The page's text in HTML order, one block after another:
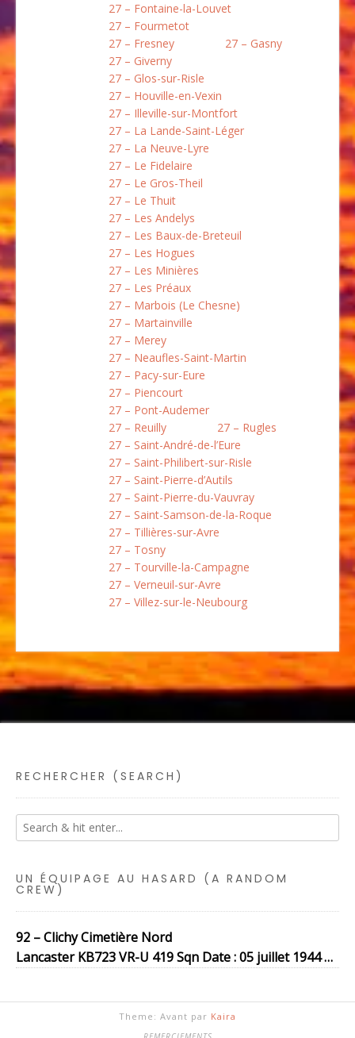
27 – Fontaine-la-Louvet
27 – Fourmetot
27 – Fresney
27 – Gasny
27 – Giverny
27 – Glos-sur-Risle
27 – Houville-en-Vexin
27 – Illeville-sur-Montfort
27 – La Lande-Saint-Léger
27 – La Neuve-Lyre
27 – Le Fidelaire
27 – Le Gros-Theil
27 – Le Thuit
27 – Les Andelys
27 – Les Baux-de-Breteuil
27 – Les Hogues
27 – Les Minières
27 – Les Préaux
27 – Marbois (Le Chesne)
27 – Martainville
27 – Merey
27 – Neaufles-Saint-Martin
27 – Pacy-sur-Eure
27 – Piencourt
27 – Pont-Audemer
27 – Reuilly
27 – Rugles
27 – Saint-André-de-l’Eure
27 – Saint-Philibert-sur-Risle
27 – Saint-Pierre-d’Autils
27 – Saint-Pierre-du-Vauvray
27 – Saint-Samson-de-la-Roque
27 – Tillières-sur-Avre
27 – Tosny
27 – Tourville-la-Campagne
27 – Verneuil-sur-Avre
27 – Villez-sur-le-Neubourg
RECHERCHER (SEARCH)
UN ÉQUIPAGE AU HASARD (A RANDOM
CREW)
92 – Clichy Cimetière Nord
Lancaster KB723 VR-U 419 Sqn Date : 05 juillet 1944 …
Theme: Avant par Kaira